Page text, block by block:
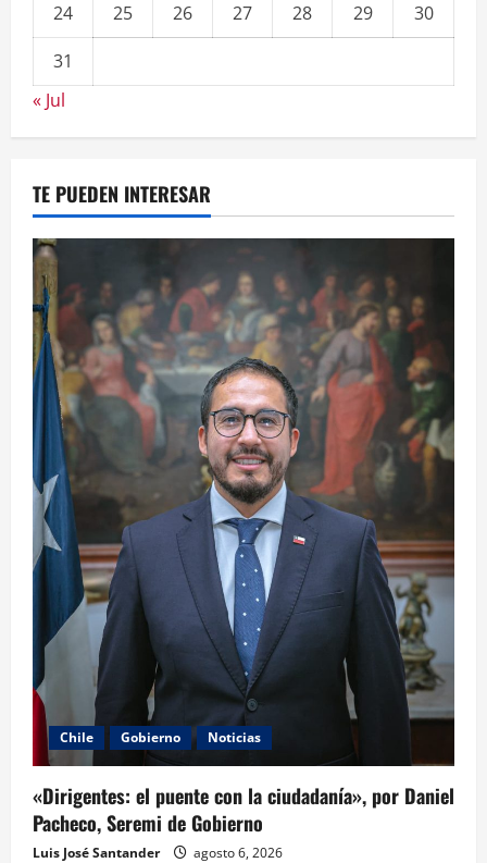
24 25 26 27 28 29
30
31
« Jul
TE PUEDEN INTERESAR
Chile Gobierno Noticias
«Dirigentes: el puente con la ciudadanía», por Daniel
Pacheco, Seremi de Gobierno
Luis José Santander agosto 6, 2026